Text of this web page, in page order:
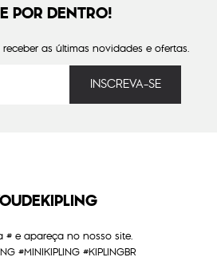
POR DENTRO!
as últimas novidades e ofertas.
# e apareça no nosso site.
#MINIKIPLING #KIPLINGBR